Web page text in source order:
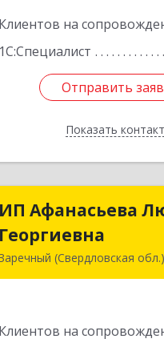
Клиентов на
1С:Специалист
Отправить
Показать
Отправить
Назад
ИП Афанасьева
Георгиевна
(Свердловская обл.)
Клиентов на
ИП Афанасьева